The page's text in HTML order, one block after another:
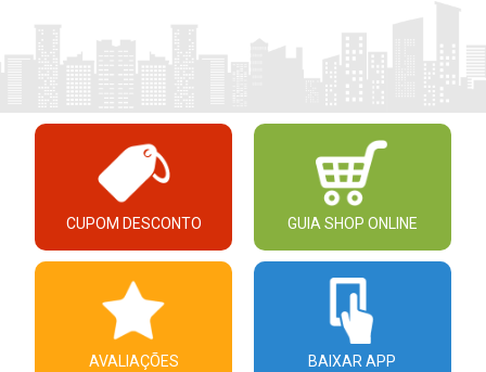
CUPOM DESCONTO GUIA SHOP ONLINE
AVALIAÇÕES BAIXAR APP